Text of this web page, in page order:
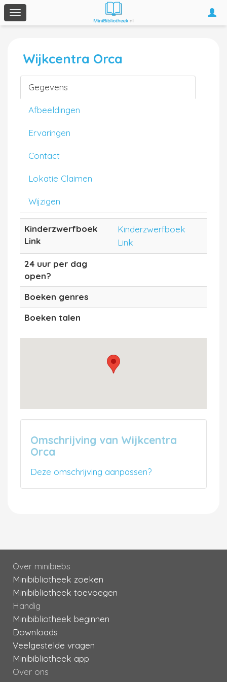
Toggle
navigation
Wijkcentra Orca
Gegevens
Afbeeldingen
Ervaringen
Contact
Lokatie Claimen
Wijzigen
Kinderzwerfboek
Link
Kinderzwerfboek
Link
24 uur per dag
open?
Boeken genres
Boeken talen
Omschrijving van Wijkcentra
Orca
Deze omschrijving aanpassen?
Over minibiebs
Minibibliotheek zoeken
Minibibliotheek toevoegen
Handig
Minibibliotheek beginnen
Downloads
Veelgestelde vragen
Minibibliotheek app
Over ons